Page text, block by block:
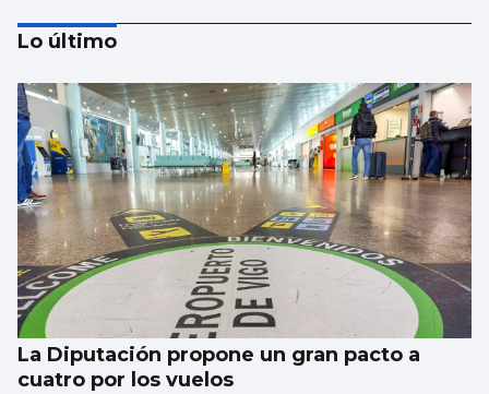
La estadística sugiere que no habrá nubes
el día del eclipse
Lo último
La Diputación propone un gran pacto a
cuatro por los vuelos